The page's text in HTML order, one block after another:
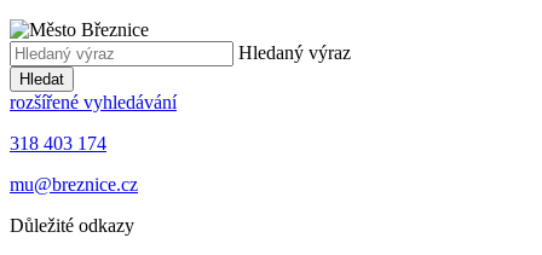
Hledaný výraz
Hledat
rozšířené vyhledávání
318 403 174
mu@breznice.cz
Důležité odkazy